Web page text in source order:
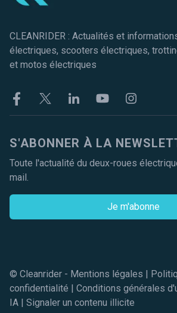
CLEANRIDER : Actualités et
électriques, scooters électriques,
et motos électriques
FacebookTwitter LinkekinYoutubeInstagram
S'ABONNER À LA
Toute l'actualité du deux-roues
mail.
Je m'abonne
© Cleanrider - Mentions légales |
confidentialité | Conditions générales
IA | Signaler un contenu illicite